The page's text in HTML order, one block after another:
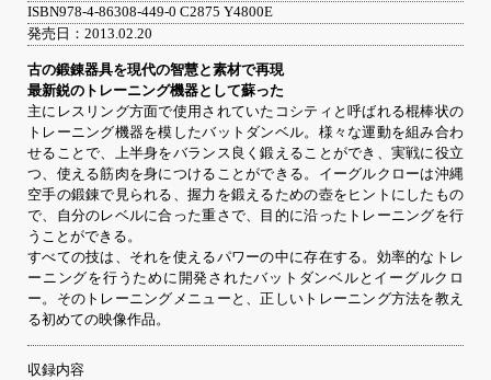
ISBN978-4-86308-449-0 C2875 Y4800E
発売日：2013.02.20
古の鍛錬器具を現代の智慧と素材で再現
最新鋭のトレーニング機器として蘇った
主にレスリング方面で使用されていたコシティと呼ばれる棍棒状の
トレーニング機器を模したバットダンベル。様々な運動を組み合わ
せることで、上半身をバランス良く鍛えることができ、実戦に役立
つ、使える筋肉を身につけることができる。イーグルクローは沖縄
空手の鍛錬で見られる、握力を鍛えるための壺をヒントにしたもの
で、自分のレベルに合った重さで、目的に沿ったトレーニングを行
うことができる。
すべての技は、それを使えるパワーの中に存在する。効率的なトレ
ーニングを行うために開発されたバットダンベルとイーグルクロ
ー。そのトレーニングメニューと、正しいトレーニング方法を教え
る初めての映像作品。
収録内容